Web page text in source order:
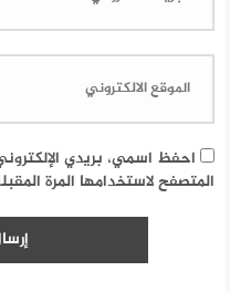
احفظ اسمي، بريدي
المتصفح لاستخدامها المرة